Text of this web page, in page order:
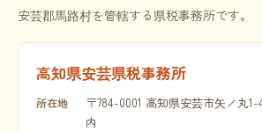
安芸郡馬路村を管轄する県税事務所です。
高知県安芸県税事務所
所在地
〒784-0001 高知県安芸市矢ノ丸
内